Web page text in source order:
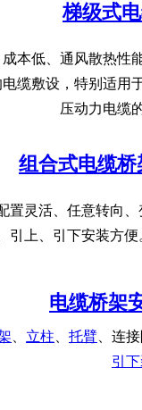
组合式电缆桥
置灵活、任意转向、
引上、引下安装方便
电缆桥架
梯级式
立柱 托臂 、连
引
本低、通风散热性
缆敷设，特别适用
压动力电缆